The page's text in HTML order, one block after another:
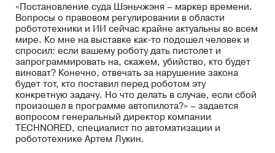
«Постановление суда Шэньчжэня – маркер времени.
Вопросы о правовом регулировании в области
робототехники и ИИ сейчас крайне актуальны во всем
мире. Ко мне на выставке как-то подошел человек и
спросил: если вашему роботу дать пистолет и
запрограммировать на, скажем, убийство, кто будет
виноват? Конечно, отвечать за нарушение закона
будет тот, кто поставил перед роботом эту
конкретную задачу. Но что делать в случае, если сбой
произошел в программе автопилота?» – задается
вопросом генеральный директор компании
TECHNORED, специалист по автоматизации и
робототехнике Артем Лукин.